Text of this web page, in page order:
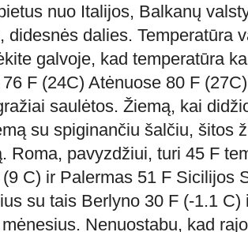
nuo Italijos, Balkanų
didesnės dalies. Temperatūra
galvoje, kad temperatūra
F (24C) Atėnuose 80 F
saulėtos. Žiemą, kai
su spiginančiu šalčiu, šitos
Roma, pavyzdžiui, turi 45 F
C) ir Palermas 51 F Sicilijos
su tais Berlyno 30 F (-1.1 C)
Nenuostabu, kad